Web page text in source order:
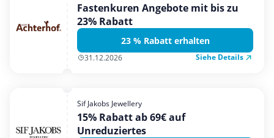
Fastenkuren Angebote mit bis zu
23% Rabatt
23 % Rabatt erhalten
31.12.2026 Siehe Details
Sif Jakobs Jewellery
15% Rabatt ab 69€ auf
Unreduziertes